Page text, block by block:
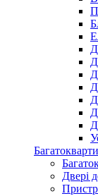
Двері